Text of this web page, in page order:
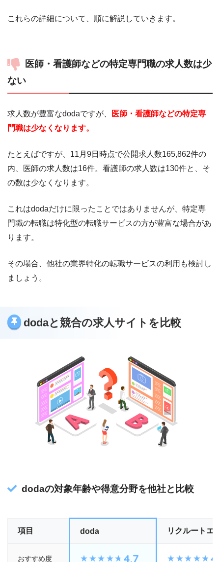
これらの詳細について、順に解説していきます。
医師・看護師などの特定専門職の求人数は少
ない
求人数が豊富なdodaですが、
医師・看護師などの特定専
門職は少なくなります。
たとえばですが、11月9日時点で公開求人数165,862件の
内、医師の求人数は16件。看護師の求人数は130件と、そ
の数は少なくなります。
これはdodaだけに限ったことではありませんが、特定専
門職の転職は特化型の転職サービスの方が豊富な場合があ
ります。
その場合、他社の業界特化の転職サービスの利用も検討し
ましょう。
dodaと競合の求人サイトを比較
dodaの対象年齢や得意分野を他社と比較
項目 doda リクルートエ
おすすめ度 4.7